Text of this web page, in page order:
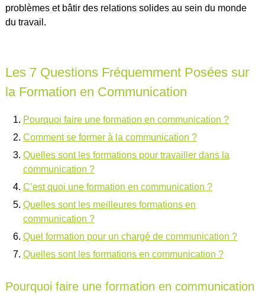
problèmes et bâtir des relations solides au sein du monde
du travail.
Les 7 Questions Fréquemment Posées sur
la Formation en Communication
Pourquoi faire une formation en communication ?
Comment se former à la communication ?
Quelles sont les formations pour travailler dans la
communication ?
C’est quoi une formation en communication ?
Quelles sont les meilleures formations en
communication ?
Quel formation pour un chargé de communication ?
Quelles sont les formations en communication ?
Pourquoi faire une formation en communication